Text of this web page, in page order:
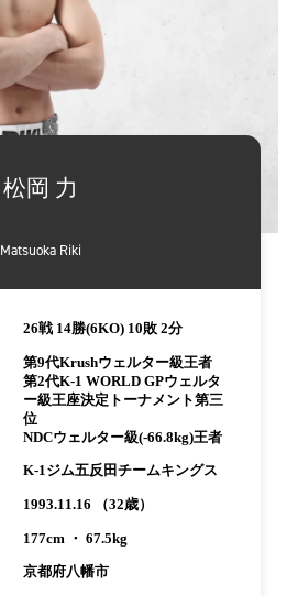
松岡 力
Matsuoka Riki
26戦 14勝(6KO) 10敗 2分
第9代Krushウェルター級王者
第2代K-1 WORLD GPウェルタ
ー級王座決定トーナメント第三
位
NDCウェルター級(-66.8kg)王者
K-1ジム五反田チームキングス
1993.11.16 （32歳）
177cm ・ 67.5kg
京都府八幡市